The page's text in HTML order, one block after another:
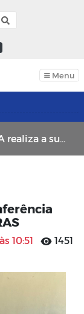
Menu
que aconteceu na sede do CRAS
10:51
1451